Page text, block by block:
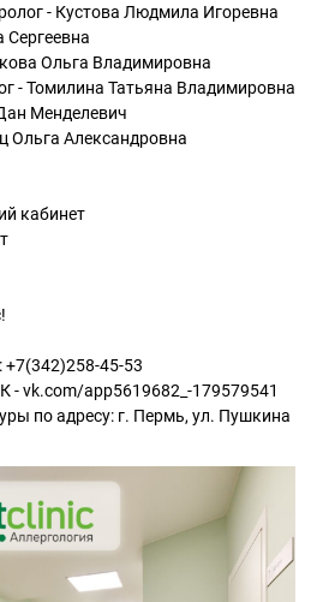
- Кустова Людмила Игоревна
Сергеевна
Ольга Владимировна
- Томилина Татьяна Владимировна
Менделевич
Ольга Александровна
кабинет
+7(342)258-45-53
- vk.com/app5619682_-179579541
по адресу: г. Пермь, ул. Пушкина